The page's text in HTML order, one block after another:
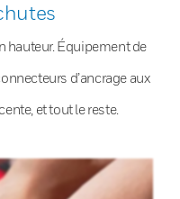
hauteur. Équipement de
d’ancrage aux
et tout le reste.